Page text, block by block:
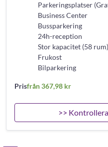
Parkeringsplatser
Business Center
Bussparkering
24h-reception
Stor kapacitet (58 rum)
Frukost
Bilparkering
Prisfrån 367,98 kr
>>